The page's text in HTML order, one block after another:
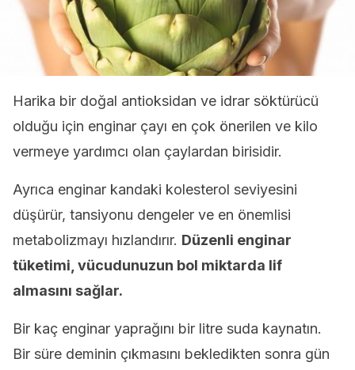
Harika bir doğal antioksidan ve idrar söktürücü
olduğu için enginar çayı en çok önerilen ve kilo
vermeye yardımcı olan çaylardan birisidir.
Ayrıca enginar kandaki kolesterol seviyesini
düşürür, tansiyonu dengeler ve en önemlisi
metabolizmayı hızlandırır. Düzenli enginar
tüketimi, vücudunuzun bol miktarda lif
almasını sağlar.
Bir kaç enginar yaprağını bir litre suda kaynatın.
Bir süre deminin çıkmasını bekledikten sonra gün